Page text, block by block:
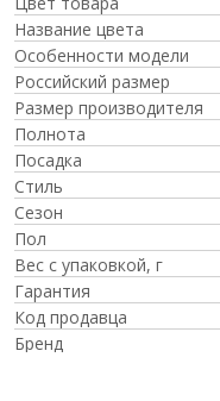
Название цвета
Особенности модели
Российский размер
Размер производителя
Полнота
Посадка
Стиль
Сезон
Пол
Вес с упаковкой, г
Гарантия
Код продавца
Бренд